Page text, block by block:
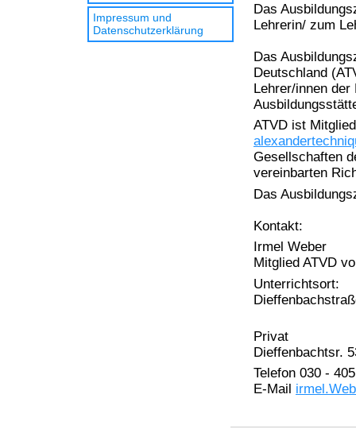
Impressum und
Datenschutzerklärung
Das
Lehrerin/ zum
Das
Deutschland
Lehrer/innen der
ATVD ist
Gesellschaften
vereinbarten
Das
Kontakt:
Irmel Weber
Mitglied ATVD
Unterrichtsort:
Privat
Dieffenbachtsr.
Telefon 030 -
E-Mail